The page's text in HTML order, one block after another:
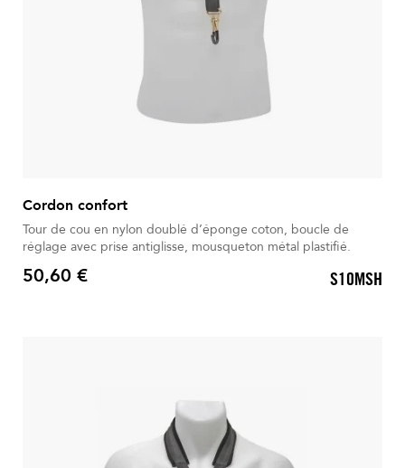
Cordon confort
Tour de cou en nylon doublé d’éponge coton, boucle de
réglage avec prise antiglisse, mousqueton métal plastifié.
Prix
50,60 € S10MSH